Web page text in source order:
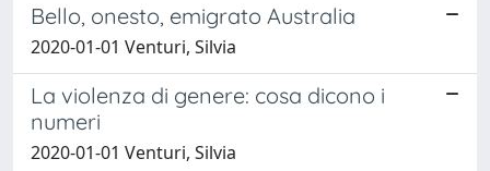
Bello, onesto, emigrato Australia
2020-01-01 Venturi, Silvia
La violenza di genere: cosa dicono i
numeri
2020-01-01 Venturi, Silvia